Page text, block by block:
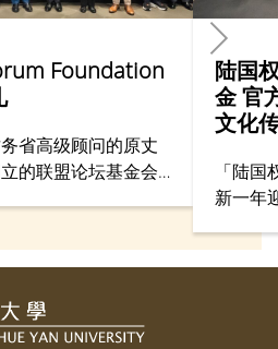
Foundation
省高级顾问的原丈
的联盟论坛基金会
，协助推动亚洲经
执行主席陆国权先
陆国
金 官
文化
「陆
新一年
举行「